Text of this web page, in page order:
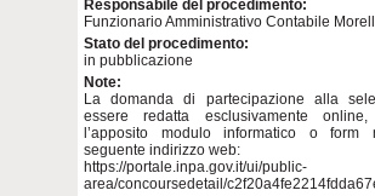
Responsabile del procedimento:
Funzionario Amministrativo Contabile
Stato del procedimento:
in pubblicazione
Note:
La domanda di partecipazione alla
essere redatta esclusivamente online,
l’apposito modulo informatico o form
seguente indirizzo web:
https://portale.inpa.gov.it/ui/public-
area/concoursedetail/